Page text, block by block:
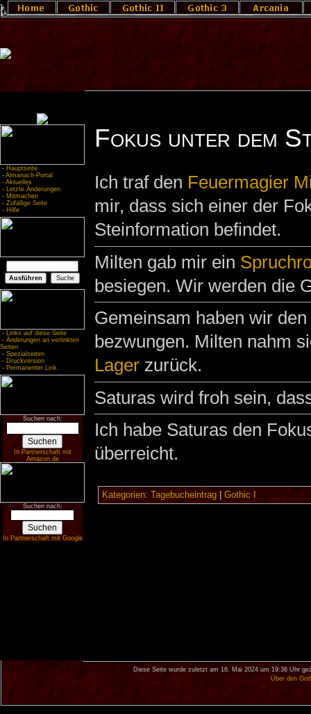
- Hauptseite
- Almanach-Portal
- Aktuelles
- Letzte Änderungen
- Mitmachen
- Zufällige Seite
- Hilfe
- Links auf diese Seite
- Änderungen an verlinkten
Seiten
- Spezialseiten
- Druckversion
- Permanenter Link
Suchen nach:
In Partnerschaft mit
Amazon.de
Suchen nach:
In Partnerschaft mit Google
Fokus unter dem
Ich traf den Feuermagier
mir, dass sich einer der
Steinformation befindet.
Milten gab mir ein
besiegen. Wir werden die
Gemeinsam haben wir
bezwungen. Milten nahm
Lagerzurück.
Saturas wird froh sein,
Ich habe Saturas den
überreicht.
Kategorien: Tagebucheintrag| Gothic I
Diese Seite wurde zuletzt am 16. Mai 2024 um 19:36 Uhr
Über den